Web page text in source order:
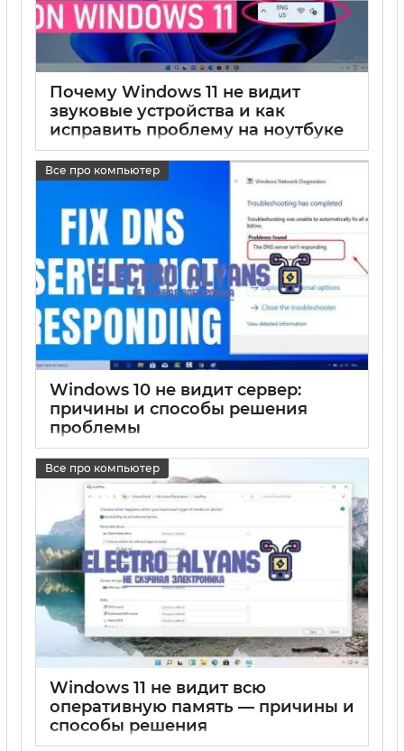
Почему Windows 11 не видит
звуковые устройства и как
исправить проблему на ноутбуке
Все про компьютер
Windows 10 не видит сервер:
причины и способы решения
проблемы
Все про компьютер
Windows 11 не видит всю
оперативную память — причины и
способы решения